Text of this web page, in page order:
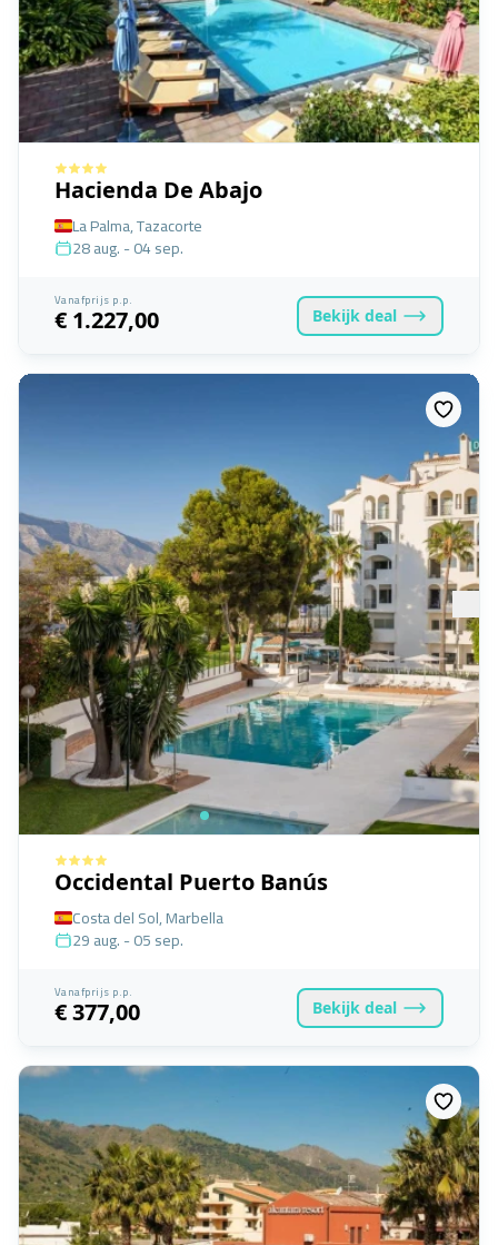
Hacienda De Abajo
La Palma, Tazacorte
28 aug. - 04 sep.
Vanafprijs p.p.
€ 1.227,00 Bekijk deal
Occidental Puerto Banús
Costa del Sol, Marbella
29 aug. - 05 sep.
Vanafprijs p.p.
€ 377,00 Bekijk deal